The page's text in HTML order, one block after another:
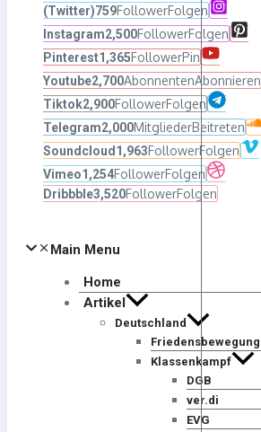
(Twitter)759FollowerFolgen
Instagram2,500FollowerFolgen
Pinterest1,365FollowerPin
Youtube2,700AbonnentenAbonnieren
Tiktok2,900FollowerFolgen
Telegram2,000MitgliederBeitreten
Soundcloud 1,963FollowerFolgen
Vimeo1,254FollowerFolgen
Dribbble3,520FollowerFolgen
Main Menu
Home
Artikel
Deutschland
Friedensbewegung
Klassenkampf
DGB
ver.di
EVG